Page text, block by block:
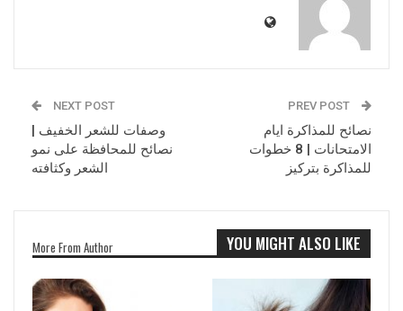
نصائح للمذاكرة ايام
الامتحانات | 8 خطوات
للمذاكرة بتركيز
NEXT POST
وصفات للشعر الخفيف |
نصائح للمحافظة على نمو
الشعر وكثافته
YOU MIGHT ALSO LIKE
More From Author